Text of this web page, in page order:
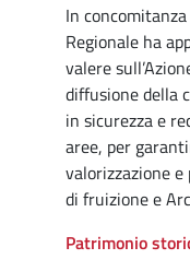
In
Regionale ha
valere
diffusione della
in sicurezza e
aree, per
valorizzazione
di fruizione e
Patrimonio